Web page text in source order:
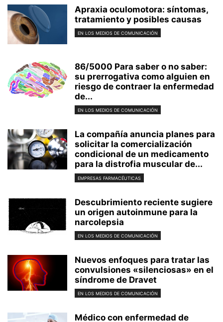
Apraxia oculomotora: síntomas,
tratamiento y posibles causas
EN LOS MEDIOS DE COMUNICACIÓN
86/5000 Para saber o no saber:
su prerrogativa como alguien en
riesgo de contraer la enfermedad
de...
EN LOS MEDIOS DE COMUNICACIÓN
La compañía anuncia planes para
solicitar la comercialización
condicional de un medicamento
para la distrofia muscular de...
EMPRESAS FARMACÉUTICAS
Descubrimiento reciente sugiere
un origen autoinmune para la
narcolepsia
EN LOS MEDIOS DE COMUNICACIÓN
Nuevos enfoques para tratar las
convulsiones «silenciosas» en el
síndrome de Dravet
EN LOS MEDIOS DE COMUNICACIÓN
Médico con enfermedad de